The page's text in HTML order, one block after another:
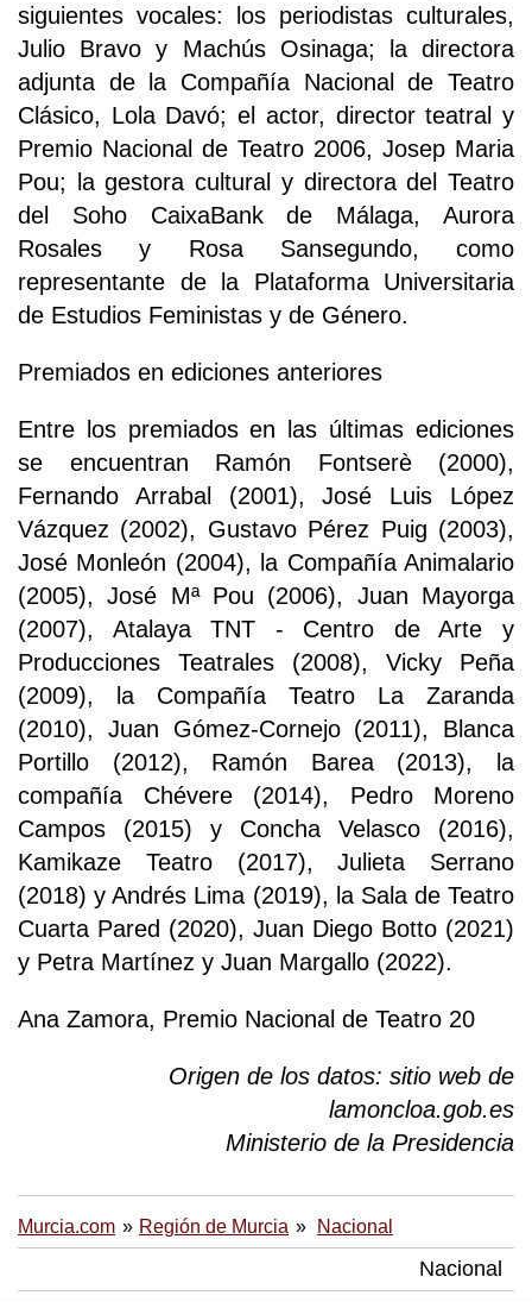
siguientes vocales: los periodistas culturales,
Julio Bravo y Machús Osinaga; la directora
adjunta de la Compañía Nacional de Teatro
Clásico, Lola Davó; el actor, director teatral y
Premio Nacional de Teatro 2006, Josep Maria
Pou; la gestora cultural y directora del Teatro
del Soho CaixaBank de Málaga, Aurora
Rosales y Rosa Sansegundo, como
representante de la Plataforma Universitaria
de Estudios Feministas y de Género.
Premiados en ediciones anteriores
Entre los premiados en las últimas ediciones
se encuentran Ramón Fontserè (2000),
Fernando Arrabal (2001), José Luis López
Vázquez (2002), Gustavo Pérez Puig (2003),
José Monleón (2004), la Compañía Animalario
(2005), José Mª Pou (2006), Juan Mayorga
(2007), Atalaya TNT - Centro de Arte y
Producciones Teatrales (2008), Vicky Peña
(2009), la Compañía Teatro La Zaranda
(2010), Juan Gómez-Cornejo (2011), Blanca
Portillo (2012), Ramón Barea (2013), la
compañía Chévere (2014), Pedro Moreno
Campos (2015) y Concha Velasco (2016),
Kamikaze Teatro (2017), Julieta Serrano
(2018) y Andrés Lima (2019), la Sala de Teatro
Cuarta Pared (2020), Juan Diego Botto (2021)
y Petra Martínez y Juan Margallo (2022).
Ana Zamora, Premio Nacional de Teatro 20
Origen de los datos: sitio web de
lamoncloa.gob.es
Ministerio de la Presidencia
Murcia.com Región de Murcia Nacional
Nacional